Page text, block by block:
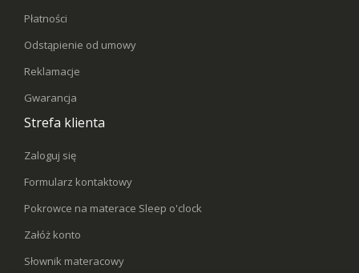
Płatności
Odstąpienie od umowy
Reklamacje
Gwarancja
Strefa klienta
Zaloguj się
Formularz kontaktowy
Pokrowce na materace Sleep o'clock
Załóż konto
Słownik materacowy